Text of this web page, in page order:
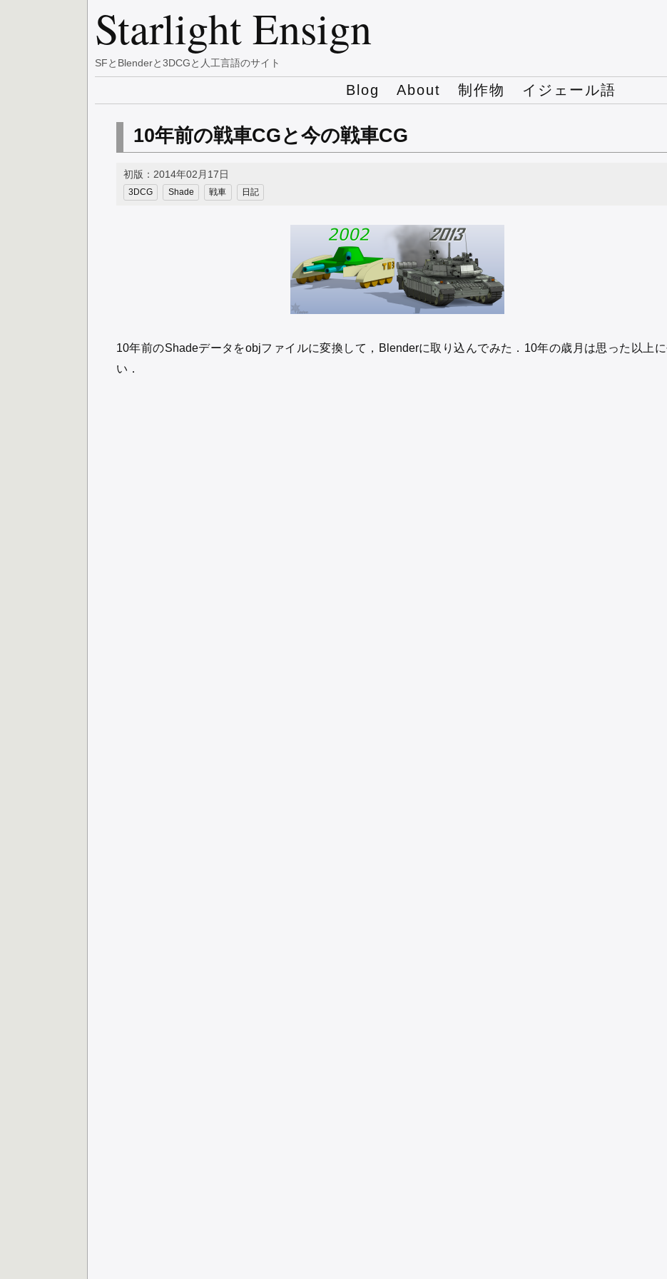
Starlight Ensign
SFとBlenderと3DCGと人工言語のサイト
Blog About 制作物 イジェール語
10年前の戦車CGと今の戦車CG
初版：2014年02月17日
3DCG Shade 戦車 日記
10年前のShadeデータをobjファイルに変換して，Blenderに取り込んでみた．10年の歳月は思った以上
い．